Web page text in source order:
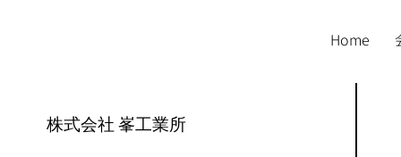
Home
株式会社 峯工業所